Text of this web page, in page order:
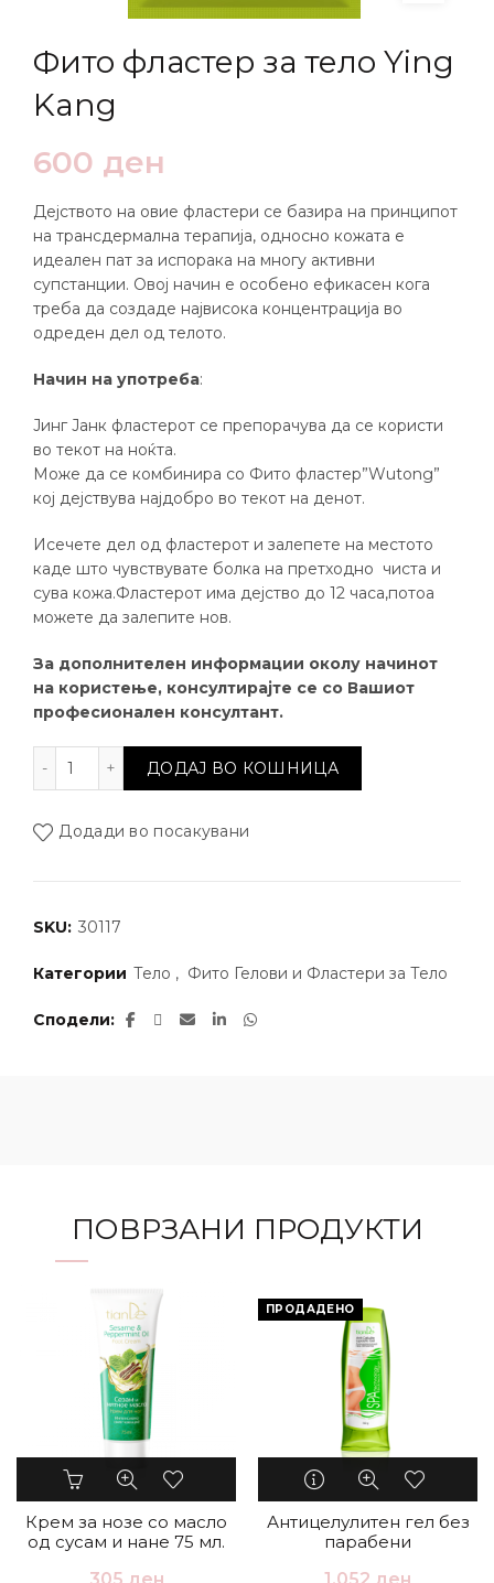
Фито фластер за тело Ying
Kang
600 ден
Дејството на овие фластери се базира на принципот
на трансдермална терапија, односно кожата е
идеален пат за испорака на многу активни
супстанции. Овој начин е особено ефикасен кога
треба да создаде највисока концентрација во
одреден дел од телото.
Начин на употреба:
Јинг Јанк фластерот се препорачува да се користи
во текот на ноќта.
Може да се комбинира со Фито фластер”Wutong”
кој дејствува најдобро во текот на денот.
Исечете дел од фластерот и залепете на местото
каде што чувствувате болка на претходно чиста и
сува кожа.Фластерот има дејство до 12 часа,потоа
можете да залепите нов.
За дополнителен информации околу начинот
на користење, консултирајте се со Вашиот
професионален консултант.
Фито фластер за тело Ying Kang количина
ДОДАЈ ВО КОШНИЦА
Додади во посакувани
SKU: 30117
Категории Тело , Фито Гелови и Фластери за Тело
Сподели
ПОВРЗАНИ ПРОДУКТИ
Крем за нозе со масло
од сусам и нане 75 мл.
ПРОДАДЕНО
Антицелулитен гел без
парабени